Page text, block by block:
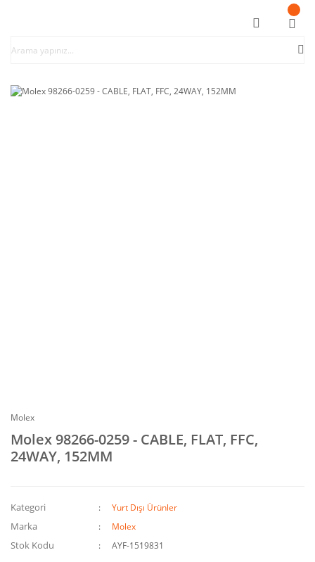
Molex
Molex 98266-0259 - CABLE, FLAT, FFC,
24WAY, 152MM
Kategori Yurt Dışı Ürünler
Marka Molex
Stok Kodu AYF-1519831